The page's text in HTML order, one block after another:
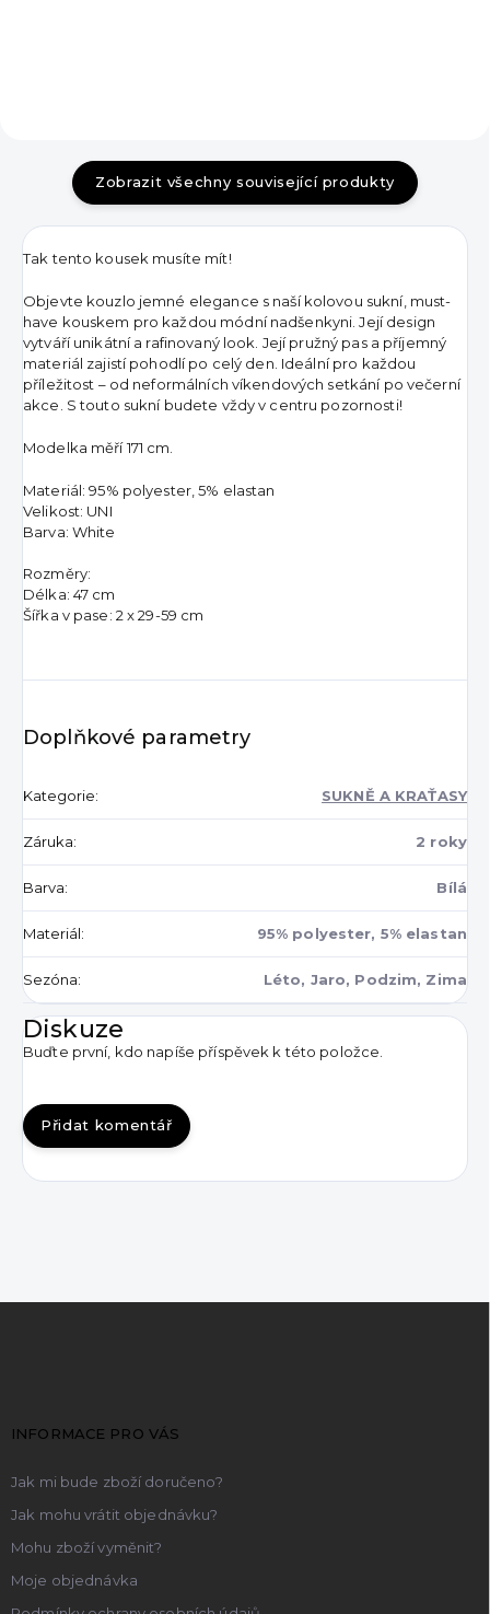
Zobrazit všechny související produkty
Tak tento kousek musíte mít!
Objevte kouzlo jemné elegance s naší kolovou sukní, must-
have kouskem pro každou módní nadšenkyni. Její design
vytváří unikátní a rafinovaný look. Její pružný pas a příjemný
materiál zajistí pohodlí po celý den. Ideální pro každou
příležitost – od neformálních víkendových setkání po večerní
akce. S touto sukní budete vždy v centru pozornosti!
Modelka měří 171 cm.
Materiál: 95% polyester, 5% elastan
Velikost: UNI
Barva: White
Rozměry:
Délka: 47 cm
Šířka v pase: 2 x 29-59 cm
Doplňkové parametry
Kategorie: SUKNĚ A KRAŤASY
Záruka: 2 roky
Barva: Bílá
Materiál: 95% polyester, 5% elastan
Sezóna: Léto, Jaro, Podzim, Zima
Diskuze
Buďte první, kdo napíše příspěvek k této položce.
Přidat komentář
INFORMACE PRO VÁS
Jak mi bude zboží doručeno?
Jak mohu vrátit objednávku?
Mohu zboží vyměnit?
Moje objednávka